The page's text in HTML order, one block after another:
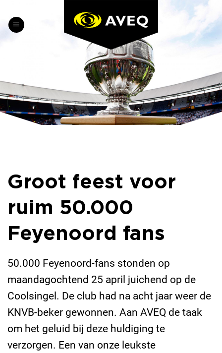
content
Groot feest voor
ruim 50.000
Feyenoord fans
50.000 Feyenoord-fans stonden op
maandagochtend 25 april juichend op de
Coolsingel. De club had na acht jaar weer de
KNVB-beker gewonnen. Aan AVEQ de taak
om het geluid bij deze huldiging te
verzorgen. Een van onze leukste